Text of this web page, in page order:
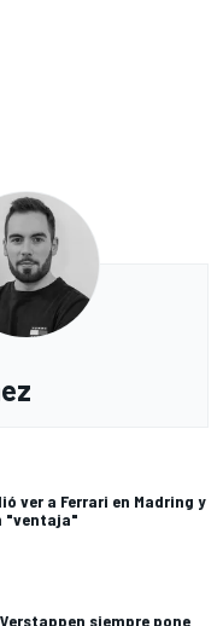
ver a Ferrari en Madring y
"ventaja"
siempre pone